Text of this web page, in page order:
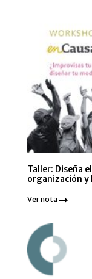
Taller: Diseña
organización y
Ver nota